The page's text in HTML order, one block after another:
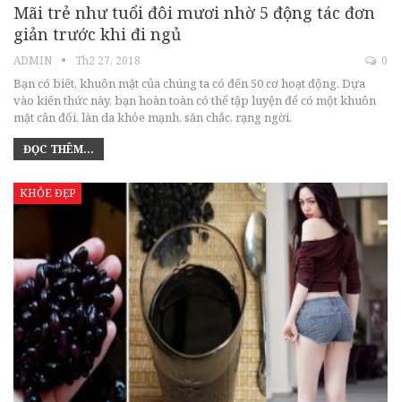
Mãi trẻ như tuổi đôi mươi nhờ 5 động tác đơn
giản trước khi đi ngủ
ADMIN Th2 27, 2018 0
Bạn có biết, khuôn mặt của chúng ta có đến 50 cơ hoạt động. Dựa
vào kiến thức này, bạn hoàn toàn có thể tập luyện để có một khuôn
mặt cân đối, làn da khỏe mạnh, săn chắc, rạng ngời.
ĐỌC THÊM...
KHỎE ĐẸP